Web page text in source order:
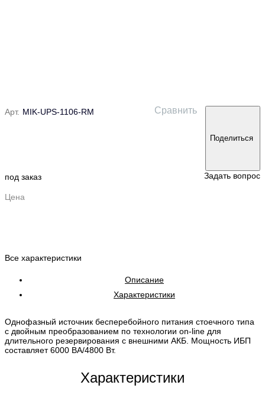
Арт. MIK-UPS-1106-RM Сравнить
Поделиться
под заказ Задать вопрос
Цена
Все характеристики
Описание
Характеристики
Однофазный источник бесперебойного питания стоечного типа
с двойным преобразованием по технологии on-line для
длительного резервирования с внешними АКБ. Мощность ИБП
составляет 6000 ВА/4800 Вт.
Характеристики